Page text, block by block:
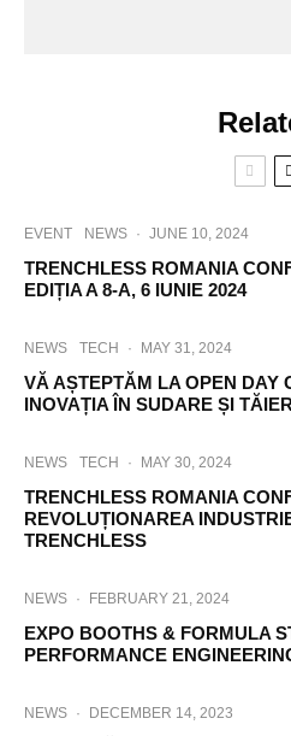
EVENT NEWS · JUNE 10, 2024
TRENCHLESS ROMANIA
EDIȚIA A 8-A, 6 IUNIE 2024
NEWS TECH · MAY 31, 2024
VĂ AȘTEPTĂM LA OPEN DAY
INOVAȚIA ÎN SUDARE ȘI
NEWS TECH · MAY 30, 2024
TRENCHLESS ROMANIA
REVOLUȚIONAREA
TRENCHLESS
NEWS · FEBRUARY 21, 2024
EXPO BOOTHS & FORMULA
PERFORMANCE
NEWS · DECEMBER 14, 2023